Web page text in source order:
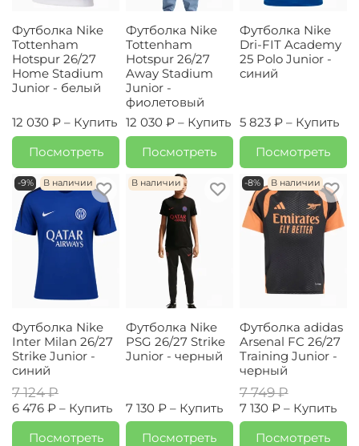
Футболка Nike
Tottenham
Hotspur 26/27
Home Stadium
Junior - белый
12 030 ₽ – Купить
Посмотреть
Футболка Nike
Tottenham
Hotspur 26/27
Away Stadium
Junior -
фиолетовый
12 030 ₽ – Купить
Посмотреть
Футболка Nike
Dri-FIT Academy
25 Polo Junior -
синий
5 823 ₽ – Купить
Посмотреть
-9% В наличии
Футболка Nike
Inter Milan 26/27
Strike Junior -
синий
7 124 ₽
6 476 ₽ – Купить
Посмотреть
В наличии
Футболка Nike
PSG 26/27 Strike
Junior - черный
7 130 ₽ – Купить
Посмотреть
-8% В наличии
Футболка adidas
Arsenal FC 26/27
Training Junior -
черный
7 749 ₽
7 130 ₽ – Купить
Посмотреть